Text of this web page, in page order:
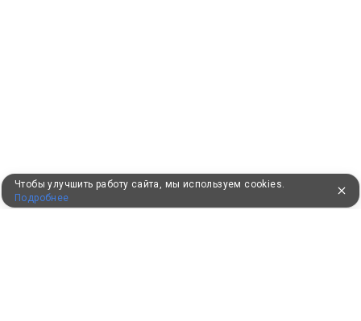
Чтобы улучшить работу сайта, мы используем cookies.
Подробнее